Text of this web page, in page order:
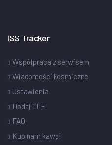
ISS Tracker
Współpraca z serwisem
Wiadomości kosmiczne
Ustawienia
Dodaj TLE
FAQ
Kup nam kawę!